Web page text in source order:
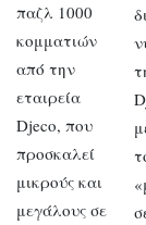
παζλ 1000
κομματιών
από την
εταιρεία
Djeco, που
προσκαλεί
μικρούς και
μεγάλους σε